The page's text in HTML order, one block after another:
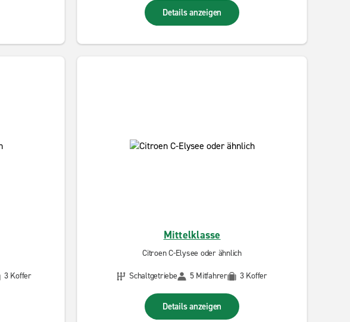
Details anzeigen
3 Koffer
Mittelklasse
Citroen C-Elysee oder ähnlich
Schaltgetriebe
5 Mitfahrer 3 Koffer
Details anzeigen